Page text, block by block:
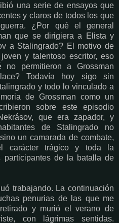
una serie de ensayos que
y claros de todos los que
¿Por qué el general
que se dirigiera a Elista y
a Stalingrado? El motivo de
y talentoso escritor, eso
permitieron a Grossman
Todavía hoy sigo sin
y todo lo vinculado a
de Grossman como un
sobre este episodio
que era zapador, y
de Stalingrado no
un camarada de combate,
carácter trágico y toda la
de la batalla de
trabajando. La continuación
penurias de las que me
y murió el verano de
con lágrimas sentidas.